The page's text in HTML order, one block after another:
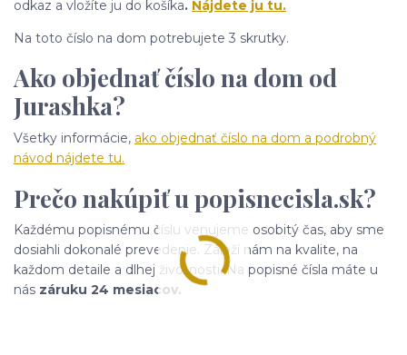
odkaz a vložíte ju do košíka. Nájdete ju tu.
Na toto číslo na dom potrebujete 3 skrutky.
Ako objednať číslo na dom od
Jurashka?
Všetky informácie, ako objednať číslo na dom a podrobný
návod nájdete tu.
Prečo nakúpiť u popisnecisla.sk?
Každému popisnému číslu venujeme osobitý čas, aby sme
dosiahli dokonalé prevedenie. Záleží nám na kvalite, na
každom detaile a dlhej životnosti. Na popisné čísla máte u
nás záruku 24 mesiacov.